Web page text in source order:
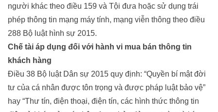
người khác theo điều 159 và Tội đưa hoặc sử dụng trái
phép thông tin mạng máy tính, mạng viễn thông theo điều
288 Bộ luật hình sự 2015.
Chế tài áp dụng đối với hành vi mua bán thông tin
khách hàng
Điều 38 Bộ luật Dân sự 2015 quy định: “Quyền bí mật đời
tư của cá nhân được tôn trọng và được pháp luật bảo vệ”
hay “Thư tín, điện thoại, điện tín, các hình thức thông tin